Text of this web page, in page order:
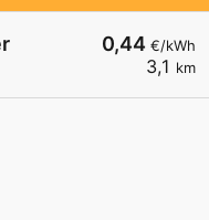
0,44 €/kWh
3,1 km